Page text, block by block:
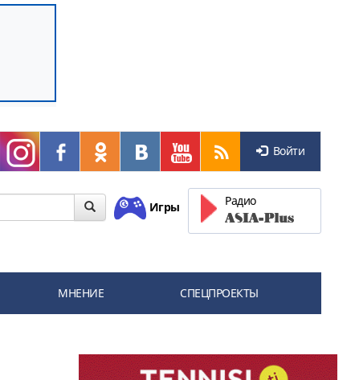
Войти
Игры Радио
МНЕНИЕ СПЕЦПРОЕКТЫ